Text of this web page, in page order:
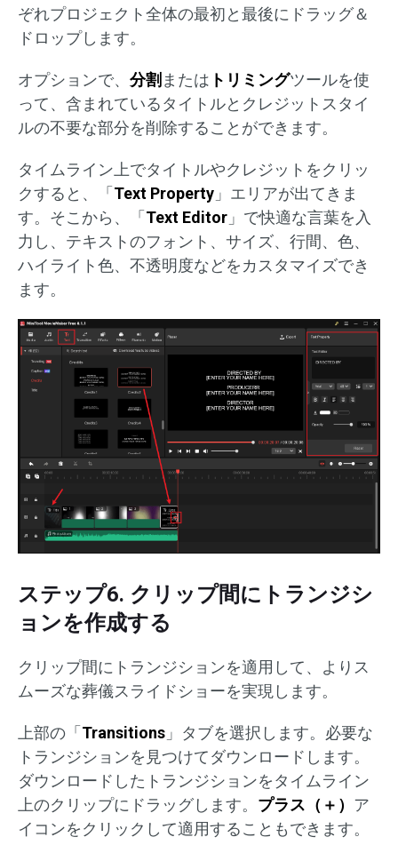
ぞれプロジェクト全体の最初と最後にドラッグ＆
ドロップします。
オプションで、 分割 または トリミングツールを使
って、含まれているタイトルとクレジットスタイ
ルの不要な部分を削除することができます。
タイムライン上でタイトルやクレジットをクリッ
クすると、「Text Property 」エリアが出てきま
す。そこから、「Text Editor 」で快適な言葉を入
力し、テキストのフォント、サイズ、行間、色、
ハイライト色、不透明度などをカスタマイズでき
ます。
ステップ6. クリップ間にトランジシ
ョンを作成する
クリップ間にトランジションを適用して、よりス
ムーズな葬儀スライドショーを実現します。
上部の「 Transitions 」タブを選択します。必要な
トランジションを見つけてダウンロードします。
ダウンロードしたトランジションをタイムライン
上のクリップにドラッグします。 プラス（＋） ア
イコンをクリックして適用することもできます。